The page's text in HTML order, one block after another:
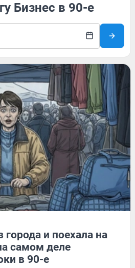
Бизнес в 90-е
города и поехала на
самом деле
в 90-е